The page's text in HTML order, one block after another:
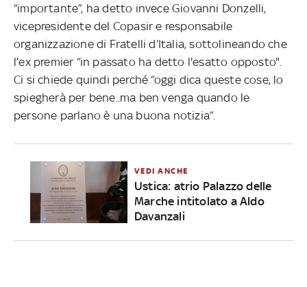
“importante”, ha detto invece Giovanni Donzelli,
vicepresidente del Copasir e responsabile
organizzazione di Fratelli d’Italia, sottolineando che
l’ex premier “in passato ha detto l'esatto opposto".
Ci si chiede quindi perché “oggi dica queste cose, lo
spiegherà per bene..ma ben venga quando le
persone parlano è una buona notizia”.
VEDI ANCHE
Ustica: atrio Palazzo delle
Marche intitolato a Aldo
Davanzali